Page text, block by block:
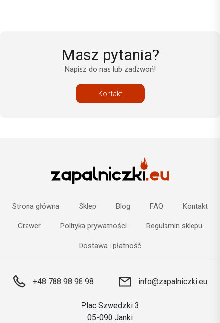
Masz pytania?
Napisz do nas lub zadzwoń!
Kontakt
Strona główna Sklep Blog FAQ Kontakt
Grawer Polityka prywatności Regulamin sklepu
Dostawa i płatność
+48 788 98 98 98 info@zapalniczki.eu
Plac Szwedzki 3
05-090 Janki